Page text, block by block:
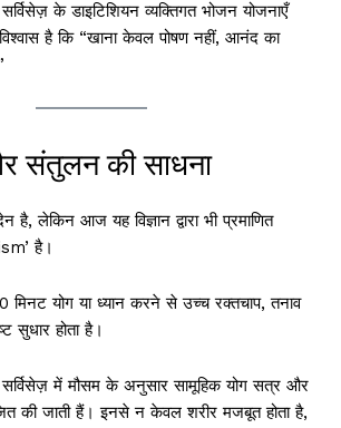
के डाइटिशियन व्यक्तिगत भोजन योजनाएँ
है कि “खाना केवल पोषण नहीं, आनंद का
संतुलन की साधना
है, लेकिन आज यह विज्ञान द्वारा भी प्रमाणित
है।
योग या ध्यान करने से उच्च रक्तचाप, तनाव
सुधार होता है।
सर्विसेज़ में मौसम के अनुसार सामूहिक योग सत्र और
की जाती हैं। इनसे न केवल शरीर मजबूत होता है,